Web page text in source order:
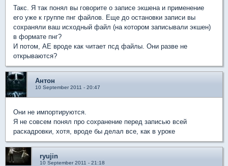
Такс. Я так понял вы говорите о записе экшена и применение
его уже к группе пнг файлов. Еще до остановки записи вы
сохраняли ваш исходный файл (на котором записывали экшен)
в формате пнг?
И потом, АЕ вроде как читает псд файлы. Они разве не
открываются?
Антон
10 September 2011 - 20:47
Они не импортируются.
Я не совсем понял про сохранение перед записью всей
раскадровки, хотя, вроде бы делал все, как в уроке
ryujin
10 September 2011 - 21:18